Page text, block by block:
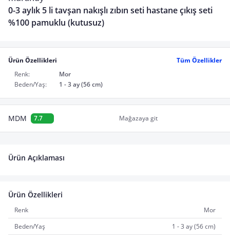
0-3 aylık 5 li tavşan nakışlı zıbın seti hastane çıkış seti
%100 pamuklu (kutusuz)
Ürün Özellikleri
Tüm Özellikler
Renk:
Mor
Beden/Yaş:
1 - 3 ay (56 cm)
MDM 7.7 Mağazaya git
Ürün Açıklaması
Ürün Özellikleri
Renk
Mor
Beden/Yaş
1 - 3 ay (56 cm)